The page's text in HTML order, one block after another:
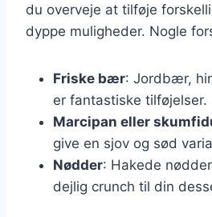
du overveje at tilføje
dyppe muligheder. Nogle
Friske bær: Jordbær,
er fantastiske tilføjelser.
Marcipan eller
give en sjov og sød
Nødder: Hakede
dejlig crunch til din